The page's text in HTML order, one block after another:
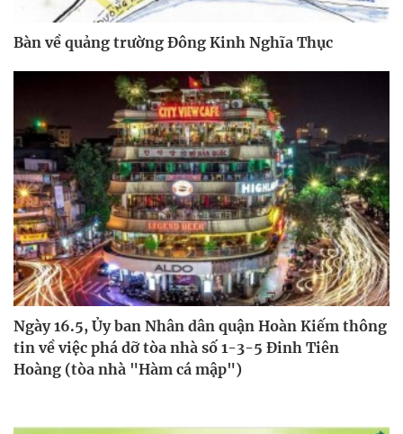
Bàn về quảng trường Đông Kinh Nghĩa Thục
Ngày 16.5, Ủy ban Nhân dân quận Hoàn Kiếm thông
tin về việc phá dỡ tòa nhà số 1-3-5 Đinh Tiên
Hoàng (tòa nhà "Hàm cá mập")